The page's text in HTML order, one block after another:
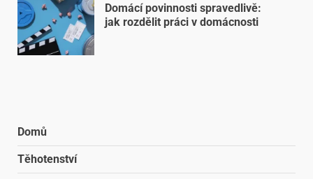
Domácí povinnosti spravedlivě:
jak rozdělit práci v domácnosti
Domů
Těhotenství